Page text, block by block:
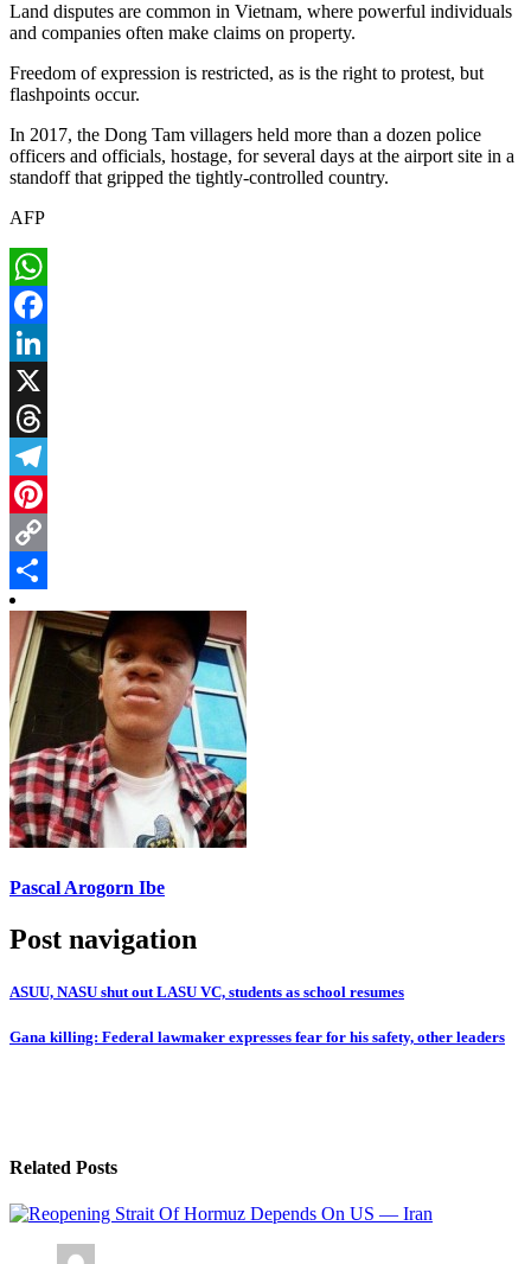
Land disputes are common in Vietnam, where powerful individuals
and companies often make claims on property.
Freedom of expression is restricted, as is the right to protest, but
flashpoints occur.
In 2017, the Dong Tam villagers held more than a dozen police
officers and officials, hostage, for several days at the airport site in a
standoff that gripped the tightly-controlled country.
AFP
WhatsApp
Facebook
LinkedIn
X
Threads
Telegram
Pinterest
Copy
Link
Share
Pascal Arogorn Ibe
Post navigation
ASUU, NASU shut out LASU VC, students as school resumes
Gana killing: Federal lawmaker expresses fear for his safety, other leaders
Related Posts